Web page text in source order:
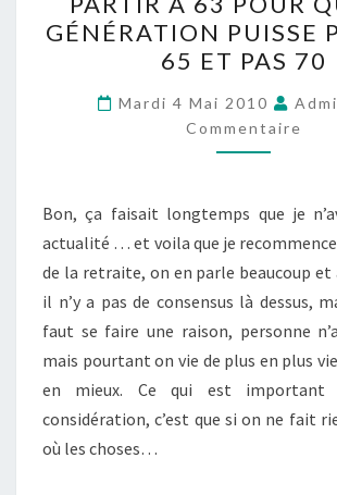
DE
LA
RETRAITE
:
PARTIR
À
POUR
QUE
MA
PUISSE
PARTIR
À
65
GÉNÉRATION PUISSE
65 ET PAS 70
Mardi 4 Mai 2010
Commentaire
Bon, ça faisait longtemps que je
actualité … et voila que je recommence
de la retraite, on en parle beaucoup
il n’y a pas de consensus là dessus,
faut se faire une raison, personne
mais pourtant on vie de plus en plus
en mieux. Ce qui est important
considération, c’est que si on ne fait
où les choses…